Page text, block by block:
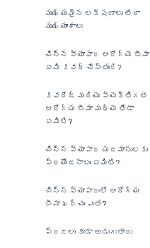
ముఖ్యమైన లక్షణాలు లేదా
ముఖ్యాంశాలు
చిన్న వ్యాపార ఆరోగ్య బీమా
ఏమి కవర్ చేస్తుంది?
కవరేజ్ మరియు వ్యక్తిగత
ఆరోగ్య బీమా మధ్య తేడా
ఏమిటి?
చిన్న వ్యాపార యజమానులకు
ప్రయోజనాలు ఏమిటి?
చిన్న వ్యాపారంలో ఆరోగ్య
బీమా ఖర్చు ఎంత?
ప్రజలు కూడా అడుగుతారు